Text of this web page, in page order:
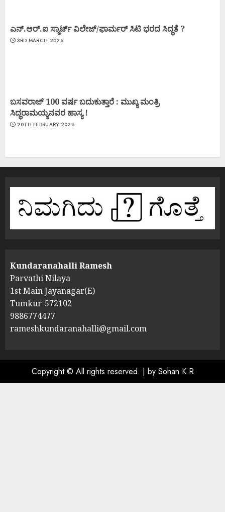
ಎನ್.ಆರ್.ಐ ಸ್ಮಾರ್ಟ್ ವಿಲೇಜ್/ಫಾರ್ಮರ್ ಸಿಟಿ ಭರದ ಸಿದ್ಧತೆ ?
3RD MARCH 2026
ಬಸವರಾಜ್ 100 ವರ್ಷ ಬದುಕುತ್ತಾರೆ : ಮುಖ್ಯ ಮಂತ್ರಿ
ಸಿದ್ಧರಾಮಯ್ಯನವರ ಹಾಸ್ಯ !
20TH FEBRUARY 2026
Kundaranahalli Ramesh
Parvathi Nilaya
1st Main Jayanagar(E)
Tumkur-572102
9886774477
rameshkundaranahalli@gmail.com
Copyright © All rights reserved. | by Sohan K R